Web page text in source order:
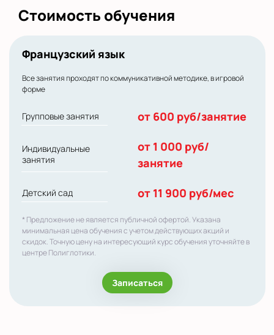
Стоимость обучения
Французский язык
Все занятия проходят по коммуникативной методике, в игровой
форме
Групповые занятия от 600 руб/занятие
Индивидуальные
занятия
от 1 000 руб/
занятие
Детский сад от 11 900 руб/мес
* Предложение не является публичной офертой. Указана
минимальная цена обучения с учетом действующих акций и
скидок. Точную цену на интересующий курс обучения уточняйте в
центре Полиглотики.
Записаться